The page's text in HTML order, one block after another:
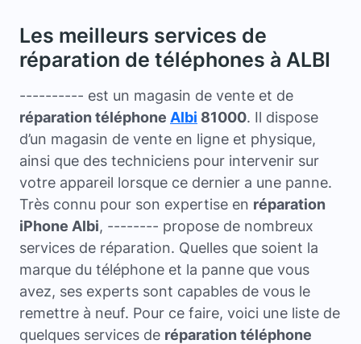
Les meilleurs services de
réparation de téléphones à ALBI
---------- est un magasin de vente et de
réparation téléphone Albi 81000. Il dispose
d’un magasin de vente en ligne et physique,
ainsi que des techniciens pour intervenir sur
votre appareil lorsque ce dernier a une panne.
Très connu pour son expertise en réparation
iPhone Albi, -------- propose de nombreux
services de réparation. Quelles que soient la
marque du téléphone et la panne que vous
avez, ses experts sont capables de vous le
remettre à neuf. Pour ce faire, voici une liste de
quelques services de réparation téléphone